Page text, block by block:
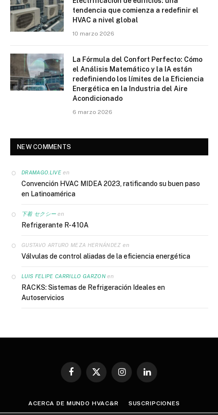
tendencia que comienza a redefinir el
HVAC a nivel global
10 marzo 2026
La Fórmula del Confort Perfecto: Cómo
el Análisis Matemático y la IA están
redefiniendo los límites de la Eficiencia
Energética en la Industria del Aire
Acondicionado
6 marzo 2026
NEW COMMENTS
DRAMAGO.LIVEen
Convención HVAC MIDEA 2023, ratificando su buen paso
en Latinoamérica
下着 セクシー en
Refrigerante R-410A
GUSTAVO ARTURO MEZA HERNÁNDEZ en
Válvulas de control aliadas de la eficiencia energética
LUIS FELIPE CARRILLO GARZONen
RACKS: Sistemas de Refrigeración Ideales en
Autoservicios
Facebook
X
InstagramLinkedIn
ACERCA DE MUNDO HVAC&R SUSCRIPCIONES